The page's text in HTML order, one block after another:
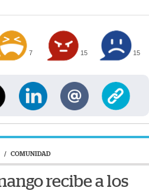
7 15 15
/ COMUNIDAD
recibe a los